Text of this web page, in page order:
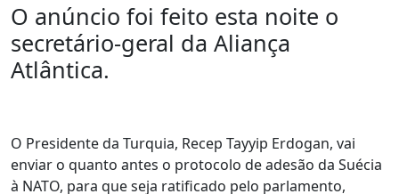
O anúncio foi feito esta noite o
secretário-geral da Aliança
Atlântica.
O Presidente da Turquia, Recep Tayyip Erdogan, vai
enviar o quanto antes o protocolo de adesão da Suécia
à NATO, para que seja ratificado pelo parlamento,